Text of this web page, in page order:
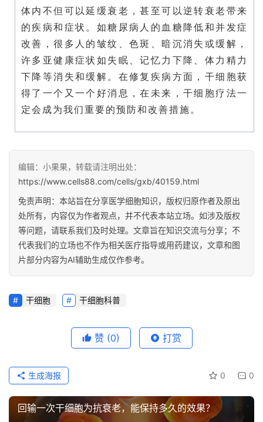
体内不但可以延缓衰老，甚至可以逆转衰老带来
的疾病和症状。如糖尿病人的血糖降低和并发症
改善，很多人的皱纹、色斑、暗沉消失或缓解，
许多亚健康症状如失眠、记忆力下降、体力精力
下降等消失和缓解。在修复疾病方面，干细胞获
得了一个又一个好消息，在未来，干细胞疗法一
定会成为我们重要的预防和改善措施。
编辑：小果果，转载请注明出处：
https://www.cells88.com/cells/gxb/40159.html
免责声明：本站旨在分享医学细胞知识，版权归原作者及原出
处所有，内容仅为作者观点，并不代表本站立场。如涉及版权
等问题，请联系我们及时处理。文章旨在知识交流与分享；不
代表我们的立场也不作为相关医疗指导或用药建议，文章和图
片部分内容为AI辅助生成仅作参考。
干细胞 干细胞科普
赞 (0) 打赏
0 0
生成海报
回输一次干细胞为抗衰老，能保持多久的效果？